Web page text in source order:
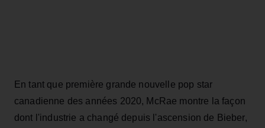
En tant que première grande nouvelle pop star
canadienne des années 2020, McRae montre la façon
dont l'industrie a changé depuis l'ascension de Bieber,